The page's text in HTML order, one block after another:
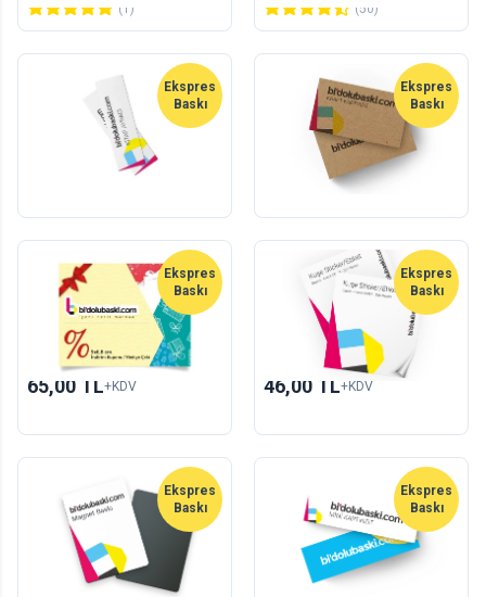
(1)
(50)
Ekspres
Baskı
Ekspres Kitap Ayracı
+KDV
Ekspres
Baskı
Ekspres Kraft Kartvizit
adet
200,00 TL+KDV
Ekspres
Baskı
Ekspres Kupon
adet
65,00 TL+KDV
Ekspres
Baskı
Ekspres Kuşe Sticker /
46,00 TL+KDV
Ekspres
Baskı
Ekspres Magnet
210,00 TL+KDV
Ekspres
Baskı
Ekspres Mini Kartvizit
adet
89,00 TL+KDV